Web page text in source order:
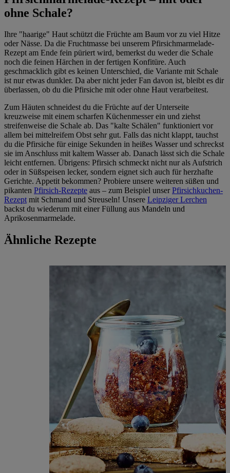
ohne Schale?
Ihre "haarige" Haut schützt die Früchte am Baum vor zu viel Hitze
oder Nässe. Da die Fruchtmasse bei unserem Pfirsichmarmelade-
Rezept am Ende fein püriert wird, bemerkst du weder die Schale
noch die feinen Härchen in der fertigen Konfitüre. Auch
geschmacklich gibt es keinen Unterschied, die Variante mit Schale
ist nur etwas dunkler. Da aber nicht jeder Fan davon ist, bleibt es dir
überlassen, ob du die Pfirsiche mit oder ohne Haut verarbeitest.
Zum Häuten schneidest du die Früchte auf der Unterseite
kreuzweise mit einem scharfen Küchenmesser ein und ziehst
streifenweise die Schale ab. Das "kalte Schälen" funktioniert vor
allem bei mittelreifem Obst sehr gut. Falls das nicht klappt, tauchst
du die Pfirsiche für einige Sekunden in heißes Wasser und schreckst
sie im Anschluss mit kaltem Wasser ab. Danach lässt sich die Schale
leicht entfernen. Übrigens: Pfirsich schmeckt nicht nur als Aufstrich
oder in Süßspeisen lecker, sondern eignet sich auch für herzhafte
Gerichte. Appetit bekommen? Probiere unsere weiteren süßen und
pikanten Pfirsich-Rezepte aus – zum Beispiel unserPfirsichkuchen-
Rezeptmit Schmand und Streuseln! Unsere Leipziger Lerchen
backst du wiederum mit einer Füllung aus Mandeln und
Aprikosenmarmelade.
Ähnliche Rezepte